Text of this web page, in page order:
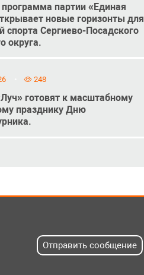
партии «Единая
новые горизонты для
спорта Сергиево-Посадского
округа.
248
готовят к масштабному
празднику Дню
Отправить сообщение